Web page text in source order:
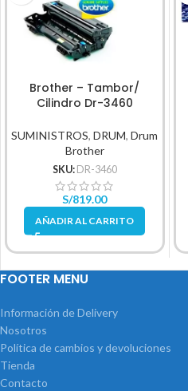
Brother – Tambor/
Cilindro Dr-3460
SUMINISTROS,DRUM,Drum
Brother
SKU: DR-3460
S/819.00
AÑADIR AL CARRITO
FOOTER MENU
Información de Delivery
Nosotros
Política de cambios y devoluciones
Tienda
Contacto